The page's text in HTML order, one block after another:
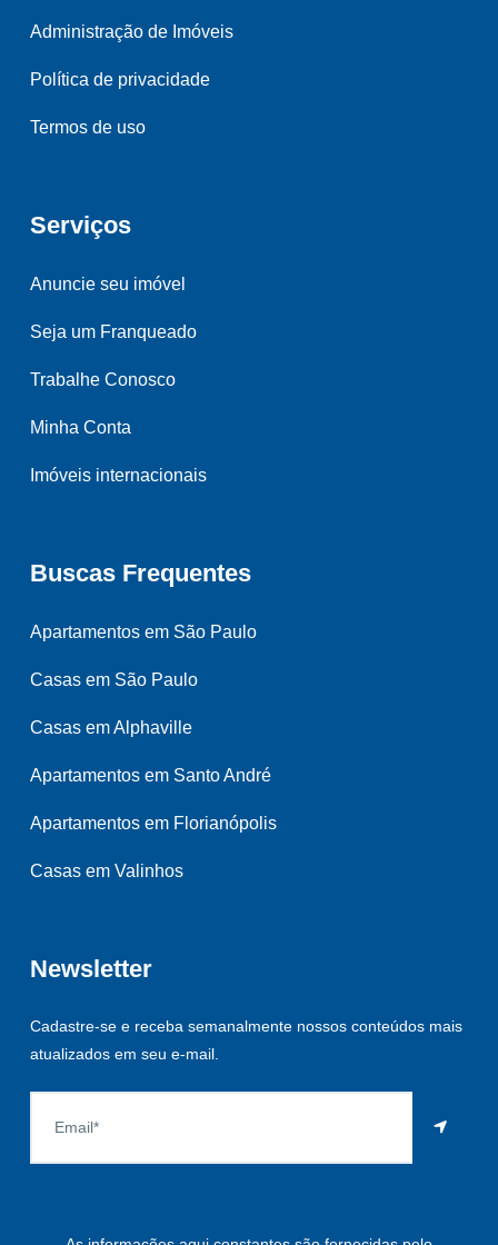
Administração de Imóveis
Política de privacidade
Termos de uso
Serviços
Anuncie seu imóvel
Seja um Franqueado
Trabalhe Conosco
Minha Conta
Imóveis internacionais
Buscas Frequentes
Apartamentos em São Paulo
Casas em São Paulo
Casas em Alphaville
Apartamentos em Santo André
Apartamentos em Florianópolis
Casas em Valinhos
Newsletter
Cadastre-se e receba semanalmente nossos conteúdos mais
atualizados em seu e-mail.